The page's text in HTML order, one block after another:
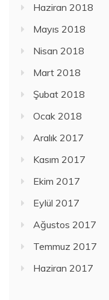
Haziran 2018
Mayıs 2018
Nisan 2018
Mart 2018
Şubat 2018
Ocak 2018
Aralık 2017
Kasım 2017
Ekim 2017
Eylül 2017
Ağustos 2017
Temmuz 2017
Haziran 2017